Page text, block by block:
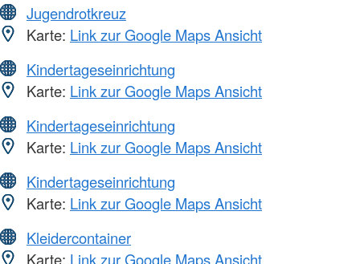
Jugendrotkreuz
Karte: Link zur Google Maps Ansicht
Kindertageseinrichtung
Karte: Link zur Google Maps Ansicht
Kindertageseinrichtung
Karte: Link zur Google Maps Ansicht
Kindertageseinrichtung
Karte: Link zur Google Maps Ansicht
Kleidercontainer
Karte: Link zur Google Maps Ansicht